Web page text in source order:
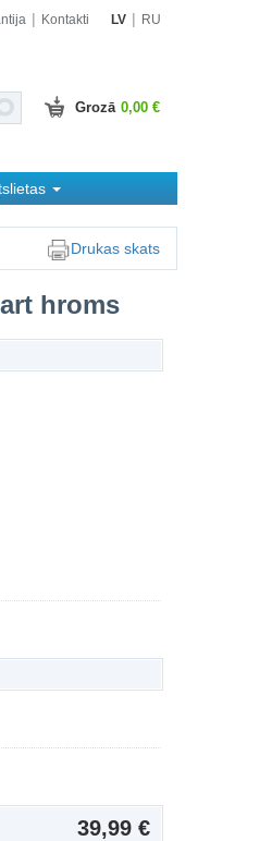
Kontakti LV RU
Grozā 0,00 €
Drukas skats
hroms
39,99 €